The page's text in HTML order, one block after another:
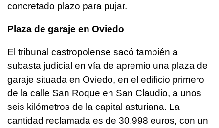
concretado plazo para pujar.
Plaza de garaje en Oviedo
El tribunal castropolense sacó también a
subasta judicial en vía de apremio una plaza de
garaje situada en Oviedo, en el edificio primero
de la calle San Roque en San Claudio, a unos
seis kilómetros de la capital asturiana. La
cantidad reclamada es de 30.998 euros, con un